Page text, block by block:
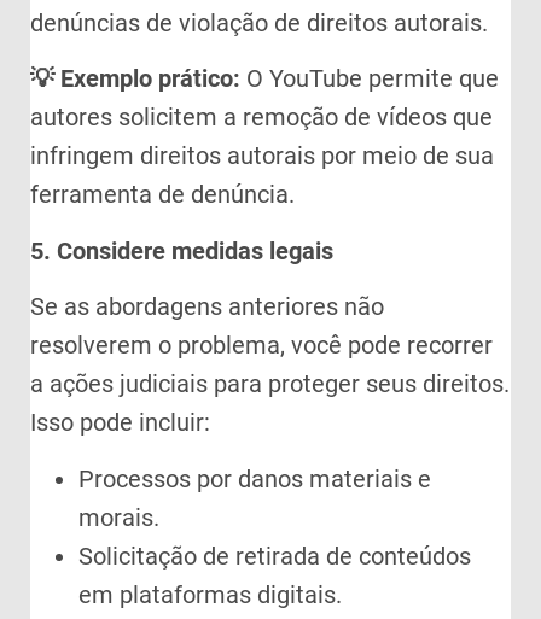
denúncias de violação de direitos autorais.
💡 Exemplo prático: O YouTube permite que
autores solicitem a remoção de vídeos que
infringem direitos autorais por meio de sua
ferramenta de denúncia.
5. Considere medidas legais
Se as abordagens anteriores não
resolverem o problema, você pode recorrer
a ações judiciais para proteger seus direitos.
Isso pode incluir:
Processos por danos materiais e
morais.
Solicitação de retirada de conteúdos
em plataformas digitais.